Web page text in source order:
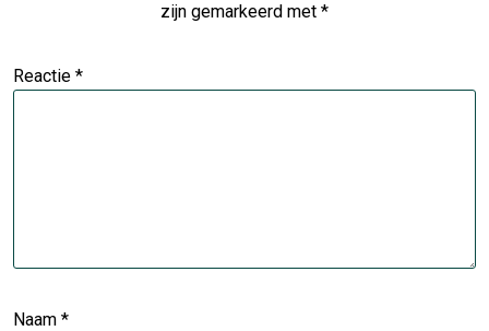
zijn gemarkeerd met *
Reactie *
Naam *